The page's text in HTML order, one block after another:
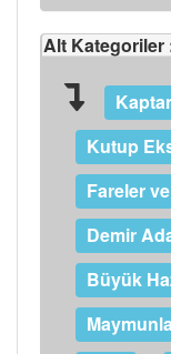
Alt Kategoriler
Kutup
Fareler
Demir
Büyük